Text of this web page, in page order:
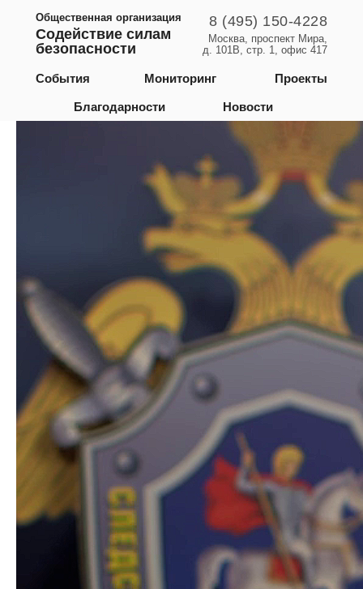
8 (495) 150-4228
Общественная организация
Содействие силам
безопасности
Мониторинг
События
Благодарности Новости
Проекты
Москва, проспект Мира,
д. 101В, стр. 1, офис 417